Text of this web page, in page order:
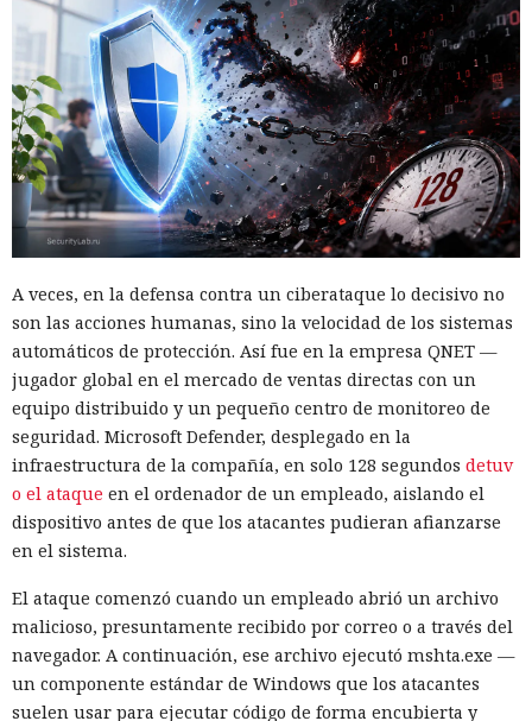
A veces, en la defensa contra un ciberataque lo decisivo no
son las acciones humanas, sino la velocidad de los sistemas
automáticos de protección. Así fue en la empresa QNET —
jugador global en el mercado de ventas directas con un
equipo distribuido y un pequeño centro de monitoreo de
seguridad. Microsoft Defender, desplegado en la
infraestructura de la compañía, en solo 128 segundos detuv
o el ataque en el ordenador de un empleado, aislando el
dispositivo antes de que los atacantes pudieran afianzarse
en el sistema.
El ataque comenzó cuando un empleado abrió un archivo
malicioso, presuntamente recibido por correo o a través del
navegador. A continuación, ese archivo ejecutó mshta.exe —
un componente estándar de Windows que los atacantes
suelen usar para ejecutar código de forma encubierta y